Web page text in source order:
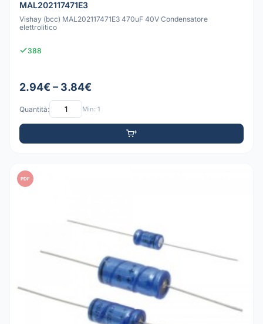
MAL202117471E3
Vishay (bcc) MAL202117471E3 470uF 40V Condensatore
elettrolitico
388
2.94€ – 3.84€
Quantità: Min: 1
PDF